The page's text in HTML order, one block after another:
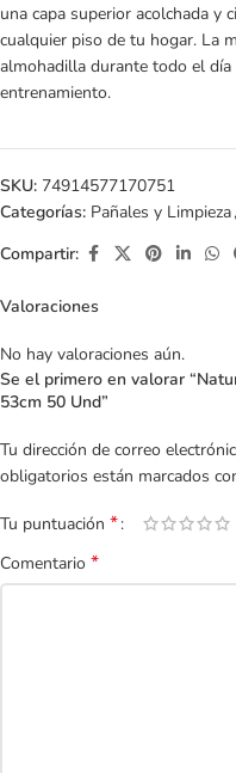
una capa superior acolchada y
cualquier piso de tu hogar. La
almohadilla durante todo el
entrenamiento.
SKU: 74914577170751
Categorías: Pañales y Limpieza,
Compartir:
Valoraciones
No hay valoraciones aún.
Se el primero en valorar
53cm 50 Und”
Tu dirección de correo
obligatorios están marcados
Tu puntuación *
Comentario *